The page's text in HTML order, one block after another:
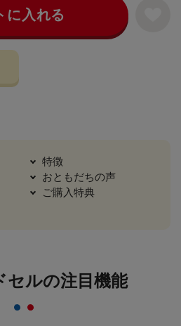
に入れる
特徴
おともだちの声
ご購入特典
セルの注目機能